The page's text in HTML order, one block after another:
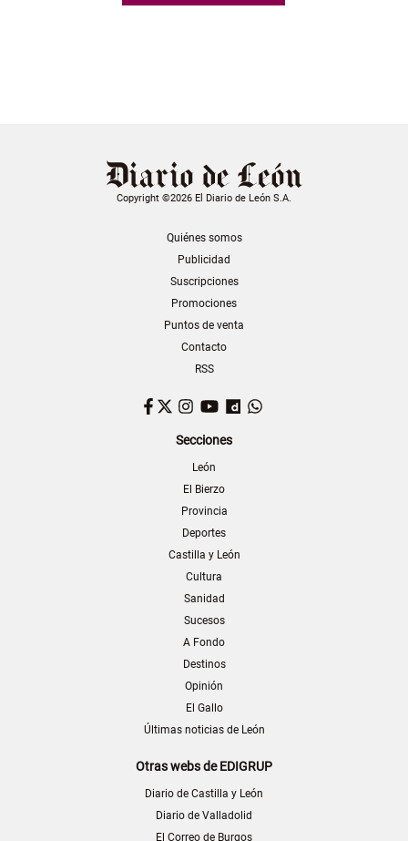
Copyright ©2026 El Diario de León S.A.
Quiénes somos
Publicidad
Suscripciones
Promociones
Puntos de venta
Contacto
RSS
Facebook
TwitterInstagram
YouTubeDailymotion
Secciones
León
El Bierzo
Provincia
Deportes
Castilla y León
Cultura
Sanidad
Sucesos
A Fondo
Destinos
Opinión
El Gallo
Últimas noticias de León
Otras webs de EDIGRUP
Diario de Castilla y León
Diario de Valladolid
El Correo de Burgos